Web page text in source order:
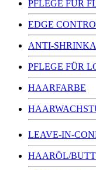
PFLEGE FÜR
EDGE
ANTI-
PFLEGE FÜR
HAARFARBE
LEAVE-IN-
HAARÖL/